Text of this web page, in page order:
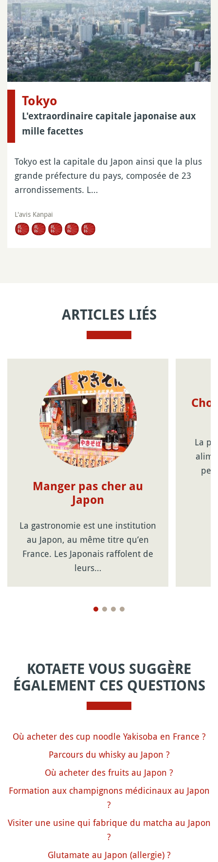
Tokyo
L'extraordinaire capitale japonaise aux
mille facettes
Tokyo est la capitale du Japon ainsi que la plus
grande préfecture du pays, composée de 23
arrondissements. L…
L'avis Kanpai
ARTICLES LIÉS
Manger pas cher au
Japon
La gastronomie est une institution
au Japon, au même titre qu’en
France. Les Japonais raffolent de
leurs…
La
KOTAETE VOUS SUGGÈRE
ÉGALEMENT CES QUESTIONS
Où acheter des cup noodle Yakisoba en France ?
Parcours du whisky au Japon ?
Où acheter des fruits au Japon ?
Formation aux champignons médicinaux au Japon
?
Visiter une usine qui fabrique du matcha au Japon
?
Glutamate au Japon (allergie) ?